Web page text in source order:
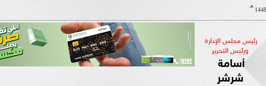
هـ
رئيس مجلس الإدارة
ورئيس التحرير
أسامة
شرشر